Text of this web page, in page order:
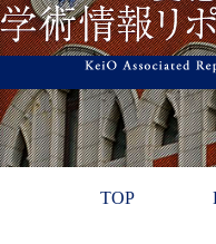
TOP